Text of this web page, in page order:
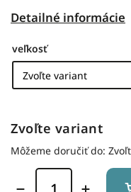
Detailné informácie
veľkosť
Zvoľte variant
Môžeme doručiť do: